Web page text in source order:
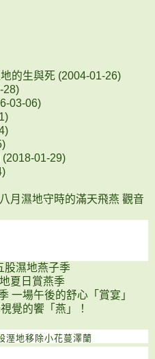
的生與死 (2004-01-26)
28)
03-06)
01-29)
月濕地守時的滿天飛燕 觀音
股濕地燕子季
夏日賞燕季
一場午後的舒心「賞宴」
覺的饗「燕」！
溼地移除小花蔓澤蘭